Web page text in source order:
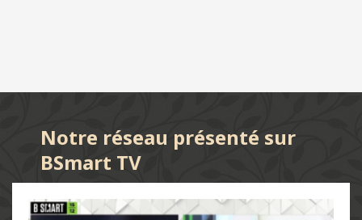
Notre réseau présenté sur
BSmart TV